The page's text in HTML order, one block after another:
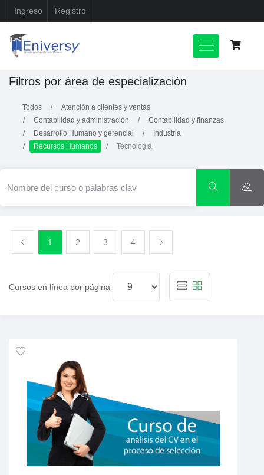
Ingreso Registro
Filtros por área de especialización
Todos
Atención a clientes y ventas
Contabilidad y administración
Contabilidad y finanzas
Desarrollo Humano y gerencial
Industria
Recursos Humanos
Tecnología
1 2 3 4
Cursos en línea por página